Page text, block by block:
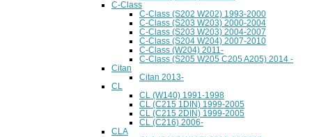
C-Class
C-Class (S202 W202) 1993-2000
C-Class (S203 W203) 2000-2004
C-Class (S203 W203) 2004-2007
C-Class (S204 W204) 2007-2010
C-Class (W204) 2011-
C-Class (S205 W205 C205 A205) 2014 -
Citan
Citan 2013-
CL
CL (W140) 1991-1998
CL (C215 1DIN) 1999-2005
CL (C215 2DIN) 1999-2005
CL (C216) 2006-
CLA